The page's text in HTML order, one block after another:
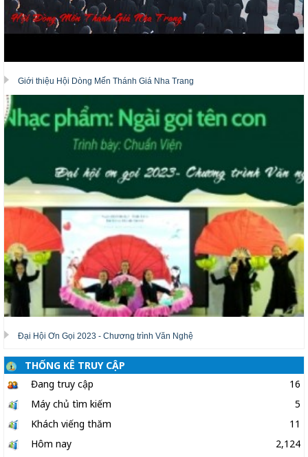
Giới thiệu Hội Dòng Mến Thánh Giá Nha Trang
Đại Hội Ơn Gọi 2023 - Chương trình Văn Nghệ
THỐNG KÊ TRUY CẬP
Đang truy cập
16
Máy chủ tìm kiếm
5
Khách viếng thăm
11
Hôm nay
2,124